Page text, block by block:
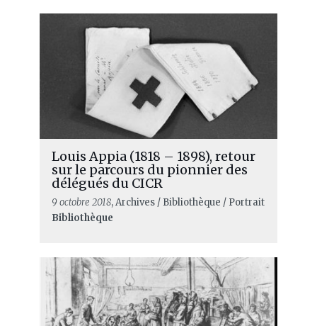
Louis Appia (1818 – 1898), retour
sur le parcours du pionnier des
délégués du CICR
9 octobre 2018, Archives / Bibliothèque / Portrait
Bibliothèque